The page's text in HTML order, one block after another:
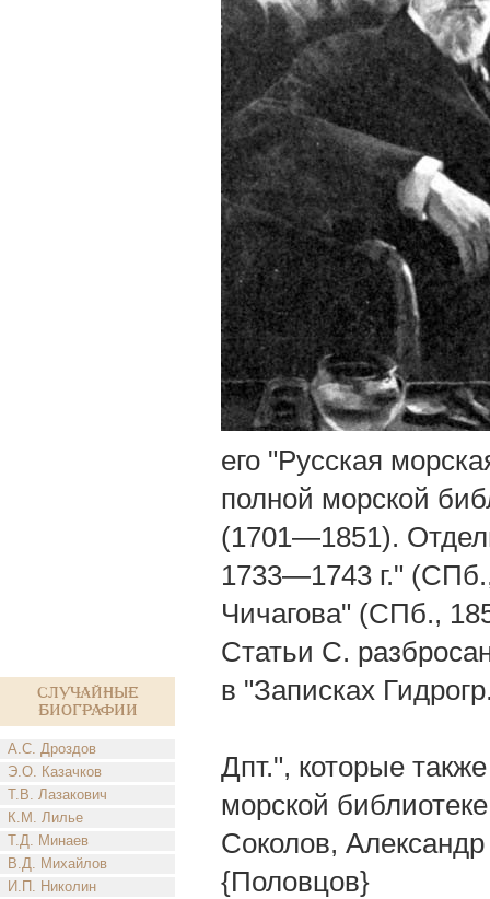
Случайные
биографии
А.С. Дроздов
Э.О. Казачков
Т.В. Лазакович
К.М. Лилье
Т.Д. Минаев
В.Д. Михайлов
И.П. Николин
его "Русская
полной морской
(1701—1851).
1733—1743 г."
Чичагова" (СПб.,
Статьи С.
в "Записках
Дпт.", которые
морской
Соколов,
{Половцов}